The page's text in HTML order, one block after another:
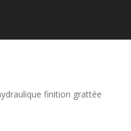
finition grattée